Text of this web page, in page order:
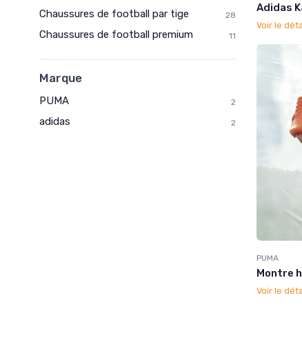
Chaussures de football par tige 28
Chaussures de football premium 11
Marque
PUMA 2
adidas 2
Adidas
Voir le
PUMA
Montre
Voir le